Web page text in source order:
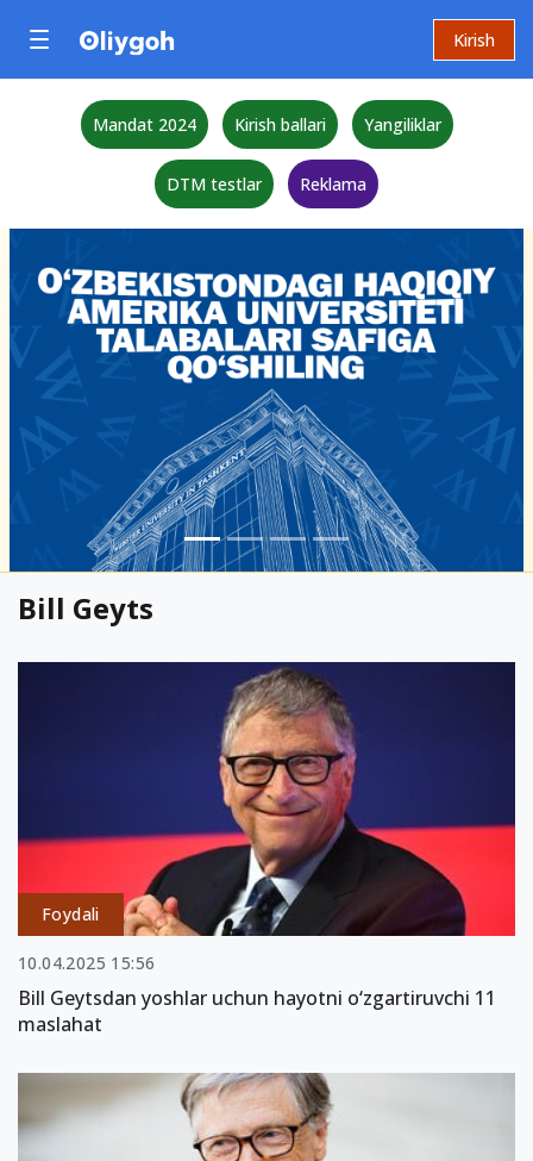
Kirish
Mandat 2024 Kirish ballari Yangiliklar
DTM testlar Reklama
Bill Geyts
Foydali
10.04.2025 15:56
Bill Geytsdan yoshlar uchun hayotni o‘zgartiruvchi 11
maslahat